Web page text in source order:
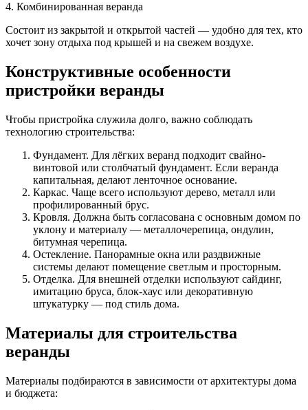
4. Комбинированная веранда
Состоит из закрытой и открытой частей — удобно для тех, кто
хочет зону отдыха под крышей и на свежем воздухе.
Конструктивные особенности
пристройки веранды
Чтобы пристройка служила долго, важно соблюдать
технологию строительства:
Фундамент. Для лёгких веранд подходит свайно-
винтовой или столбчатый фундамент. Если веранда
капитальная, делают ленточное основание.
Каркас. Чаще всего используют дерево, металл или
профилированный брус.
Кровля. Должна быть согласована с основным домом по
уклону и материалу — металлочерепица, ондулин,
битумная черепица.
Остекление. Панорамные окна или раздвижные
системы делают помещение светлым и просторным.
Отделка. Для внешней отделки используют сайдинг,
имитацию бруса, блок-хаус или декоративную
штукатурку — под стиль дома.
Материалы для строительства
веранды
Материалы подбираются в зависимости от архитектуры дома
и бюджета: